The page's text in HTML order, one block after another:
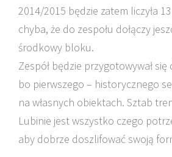
2014/2015 będzie zatem liczyła
chyba, że do zespołu dołączy
środkowy bloku.
Zespół będzie przygotowywał
bo pierwszego – historycznego
na własnych obiektach. Sztab
Lubinie jest wszystko czego
aby dobrze doszlifować swoją